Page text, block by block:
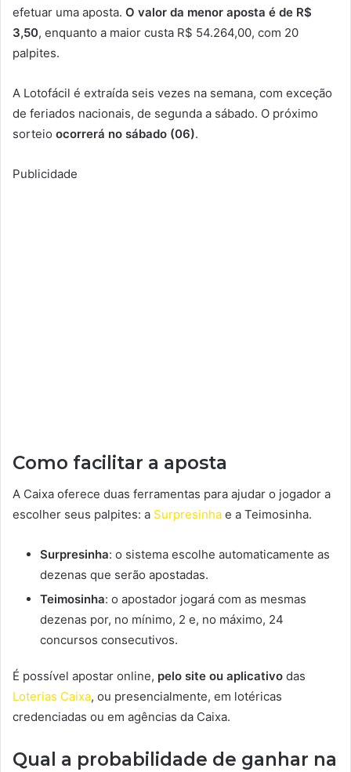
efetuar uma aposta. O valor da menor aposta é de R$
3,50, enquanto a maior custa R$ 54.264,00, com 20
palpites.
A Lotofácil é extraída seis vezes na semana, com exceção
de feriados nacionais, de segunda a sábado. O próximo
sorteio ocorrerá no sábado (06).
Publicidade
Como facilitar a aposta
A Caixa oferece duas ferramentas para ajudar o jogador a
escolher seus palpites: a Surpresinha e a Teimosinha.
Surpresinha: o sistema escolhe automaticamente as
dezenas que serão apostadas.
Teimosinha: o apostador jogará com as mesmas
dezenas por, no mínimo, 2 e, no máximo, 24
concursos consecutivos.
É possível apostar online, pelo site ou aplicativo das
Loterias Caixa, ou presencialmente, em lotéricas
credenciadas ou em agências da Caixa.
Qual a probabilidade de ganhar na